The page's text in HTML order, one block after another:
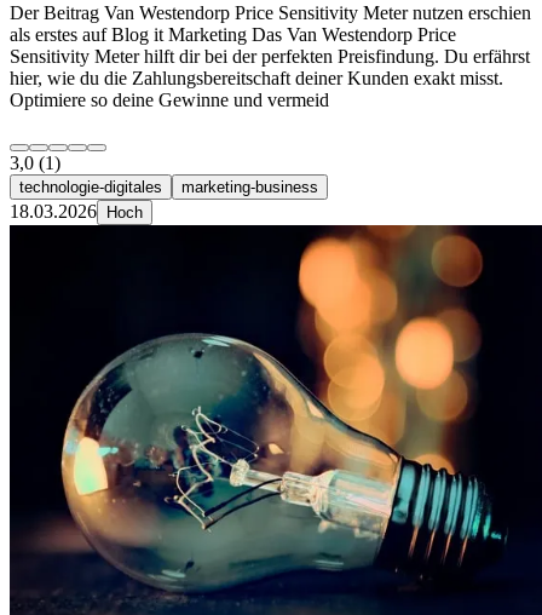
Der Beitrag Van Westendorp Price Sensitivity Meter nutzen erschien
als erstes auf Blog it Marketing Das Van Westendorp Price
Sensitivity Meter hilft dir bei der perfekten Preisfindung. Du erfährst
hier, wie du die Zahlungsbereitschaft deiner Kunden exakt misst.
Optimiere so deine Gewinne und vermeid
3,0 (1)
technologie-digitales marketing-business
18.03.2026 Hoch